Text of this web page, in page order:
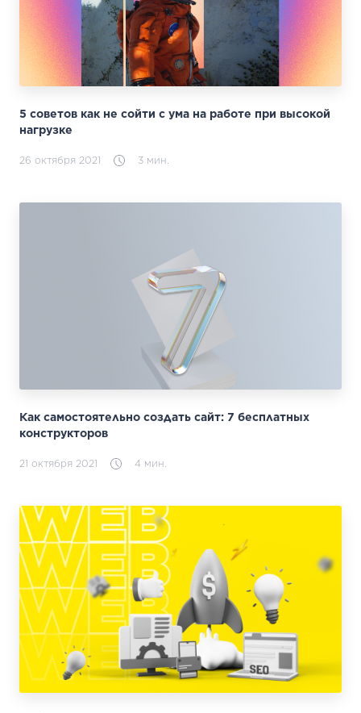
5 советов как не сойти с ума на работе при высокой
нагрузке
26 октября 2021 3 мин.
Как самостоятельно создать сайт: 7 бесплатных
конструкторов
21 октября 2021 4 мин.